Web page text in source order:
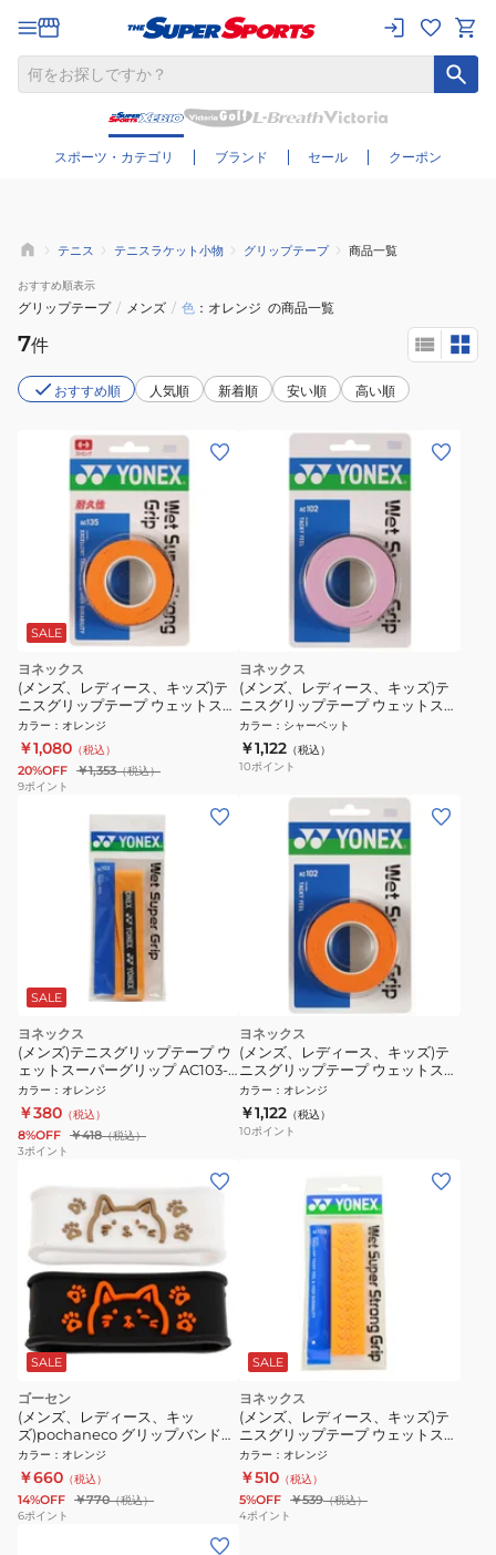
スポーツ・カテゴリ ブランド セール クーポン
さらに絞り込む
テニス テニスラケット小物 グリップテープ 商品一覧
おすすめ順表示
グリップテープ / メンズ / 色 オレンジ の商品一覧
7件
おすすめ順 人気順 新着順 安い順 高い順
SALE
ヨネックス
(メンズ、レディース、キッズ)テ
ニスグリップテープ ウェットスー
パーストロング 3本入り AC135-
160
カラー ： オレンジ
￥1,080 （税込）
20%OFF ￥1,353（税込）
9ポイント
ヨネックス
(メンズ、レディース、キッズ)テ
ニスグリップテープ ウェットスー
パーグリップ 3本入り AC102-128
カラー ： シャーベット
￥1,122 （税込）
10ポイント
SALE
ヨネックス
(メンズ)テニスグリップテープ ウ
ェットスーパーグリップ AC103-
005
カラー ： オレンジ
￥380 （税込）
8%OFF ￥418（税込）
3ポイント
ヨネックス
(メンズ、レディース、キッズ)テ
ニスグリップテープ ウェットスー
パーグリップ 3本入り AC102-005
カラー ： オレンジ
￥1,122 （税込）
10ポイント
SALE
ゴーセン
(メンズ、レディース、キッ
ズ)pochaneco グリップバンド
NAC02WGBO
カラー ： オレンジ
￥660 （税込）
14%OFF ￥770（税込）
6ポイント
SALE
ヨネックス
(メンズ、レディース、キッズ)テ
ニスグリップテープ ウェットスー
パーストロンググリップ AC133-
160
カラー ： オレンジ
￥510 （税込）
5%OFF ￥539（税込）
4ポイント